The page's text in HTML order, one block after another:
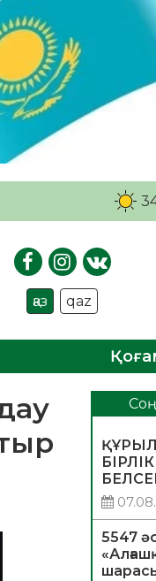
қаз qaz
5547